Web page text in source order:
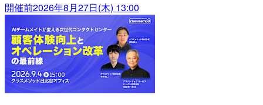
開催前2026年8月27日(木) 13:00